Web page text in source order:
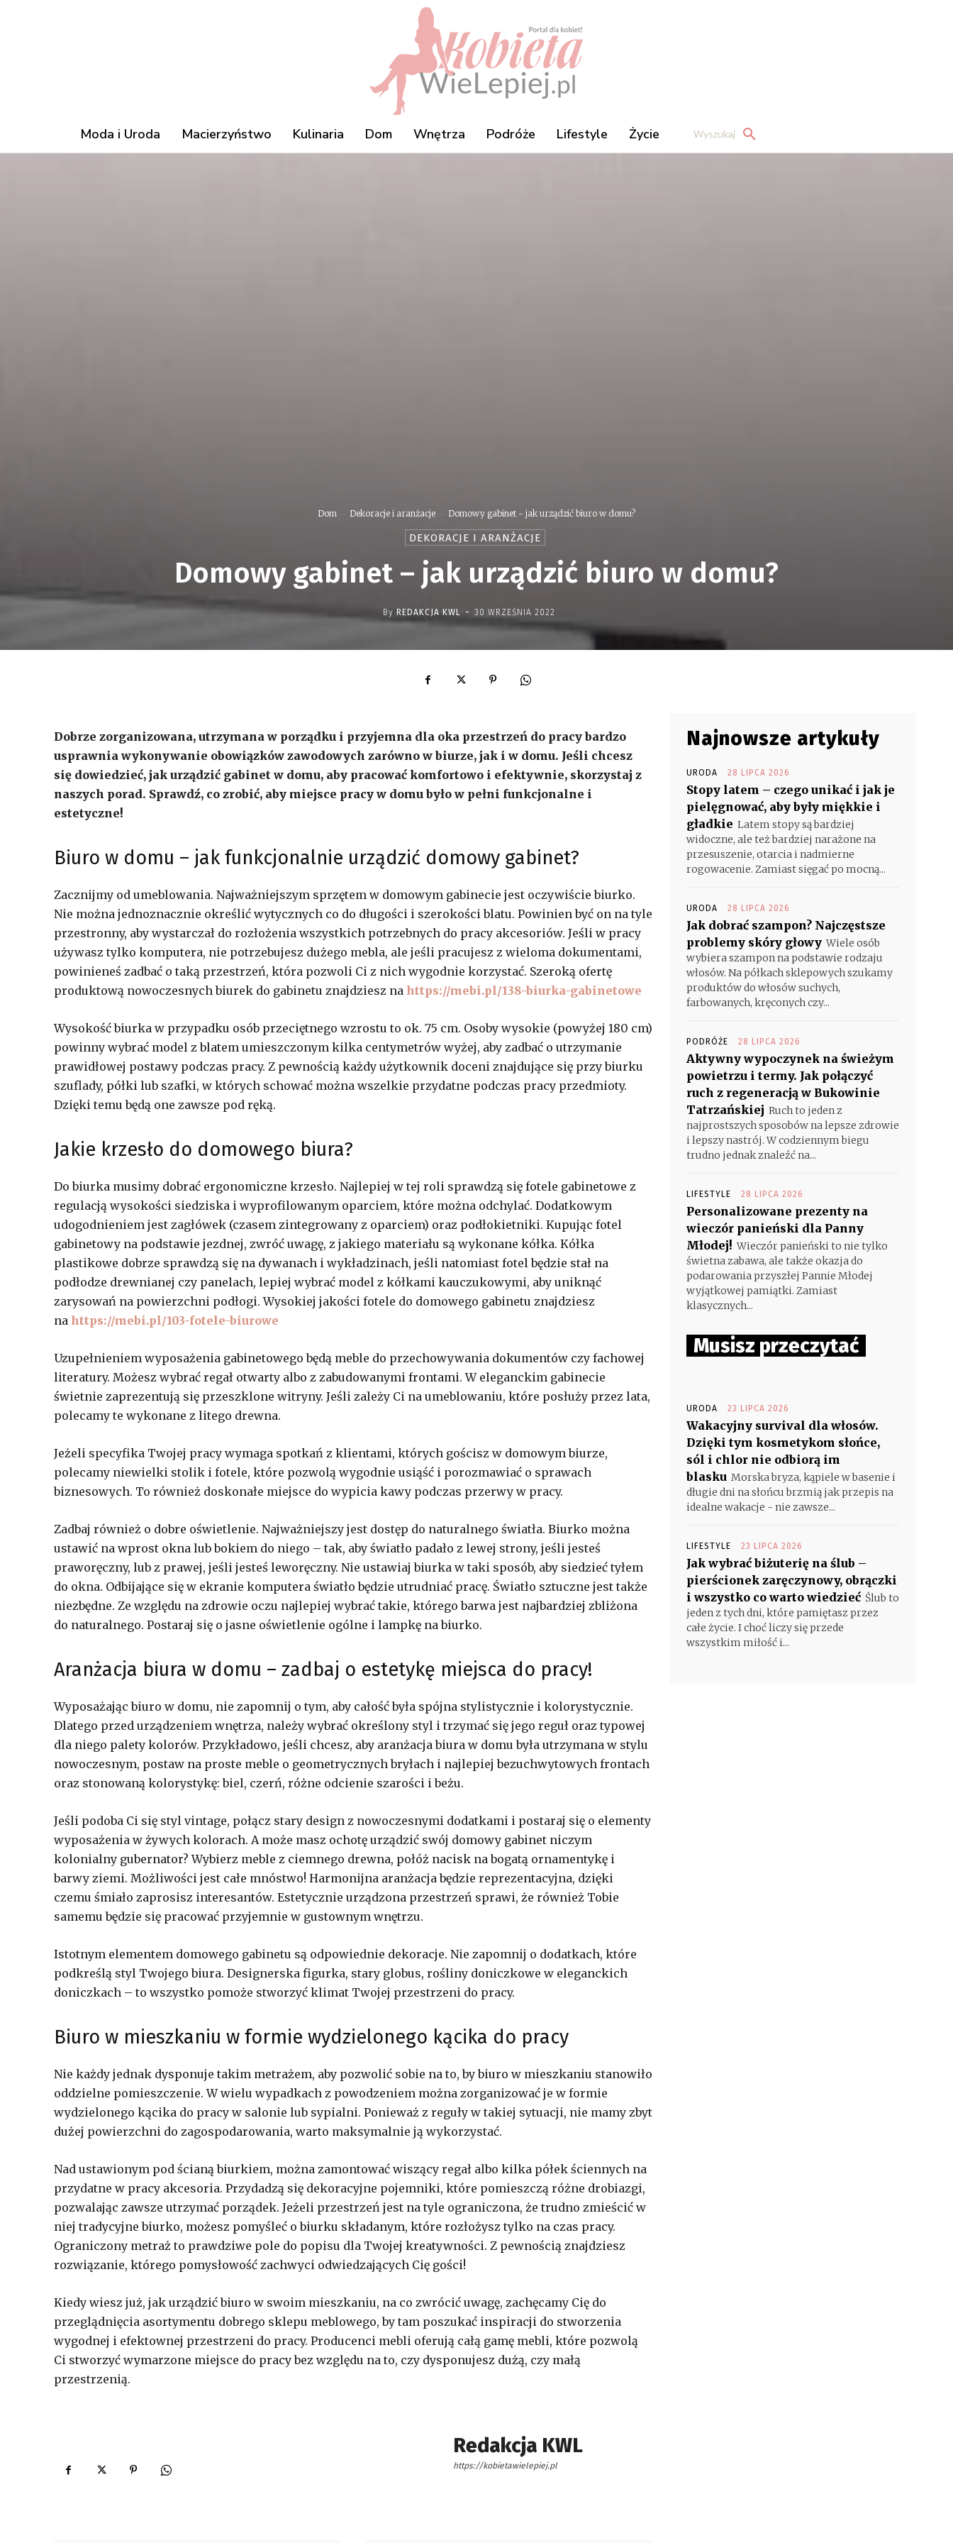
Moda i Uroda Macierzyństwo Kulinaria Dom Wnętrza Podróże Lifestyle Życie Wyszukaj
Dom Dekoracje i aranżacje Domowy gabinet - jak urządzić biuro w domu?
DEKORACJE I ARANŻACJE
Domowy gabinet – jak urządzić biuro w domu?
By REDAKCJA KWL - 30 WRZEŚNIA 2022
Dobrze zorganizowana, utrzymana w porządku i przyjemna dla oka przestrzeń do pracy bardzo
usprawnia wykonywanie obowiązków zawodowych zarówno w biurze, jak i w domu. Jeśli chcesz
się dowiedzieć, jak urządzić gabinet w domu, aby pracować komfortowo i efektywnie, skorzystaj z
naszych porad. Sprawdź, co zrobić, aby miejsce pracy w domu było w pełni funkcjonalne i
estetyczne!
Biuro w domu – jak funkcjonalnie urządzić domowy gabinet?
Zacznijmy od umeblowania. Najważniejszym sprzętem w domowym gabinecie jest oczywiście biurko.
Nie można jednoznacznie określić wytycznych co do długości i szerokości blatu. Powinien być on na tyle
przestronny, aby wystarczał do rozłożenia wszystkich potrzebnych do pracy akcesoriów. Jeśli w pracy
używasz tylko komputera, nie potrzebujesz dużego mebla, ale jeśli pracujesz z wieloma dokumentami,
powinieneś zadbać o taką przestrzeń, która pozwoli Ci z nich wygodnie korzystać. Szeroką ofertę
produktową nowoczesnych biurek do gabinetu znajdziesz na https://mebi.pl/138-biurka-gabinetowe
Wysokość biurka w przypadku osób przeciętnego wzrostu to ok. 75 cm. Osoby wysokie (powyżej 180 cm)
powinny wybrać model z blatem umieszczonym kilka centymetrów wyżej, aby zadbać o utrzymanie
prawidłowej postawy podczas pracy. Z pewnością każdy użytkownik doceni znajdujące się przy biurku
szuflady, półki lub szafki, w których schować można wszelkie przydatne podczas pracy przedmioty.
Dzięki temu będą one zawsze pod ręką.
Jakie krzesło do domowego biura?
Do biurka musimy dobrać ergonomiczne krzesło. Najlepiej w tej roli sprawdzą się fotele gabinetowe z
regulacją wysokości siedziska i wyprofilowanym oparciem, które można odchylać. Dodatkowym
udogodnieniem jest zagłówek (czasem zintegrowany z oparciem) oraz podłokietniki. Kupując fotel
gabinetowy na podstawie jezdnej, zwróć uwagę, z jakiego materiału są wykonane kółka. Kółka
plastikowe dobrze sprawdzą się na dywanach i wykładzinach, jeśli natomiast fotel będzie stał na
podłodze drewnianej czy panelach, lepiej wybrać model z kółkami kauczukowymi, aby uniknąć
zarysowań na powierzchni podłogi. Wysokiej jakości fotele do domowego gabinetu znajdziesz
na https://mebi.pl/103-fotele-biurowe
Uzupełnieniem wyposażenia gabinetowego będą meble do przechowywania dokumentów czy fachowej
literatury. Możesz wybrać regał otwarty albo z zabudowanymi frontami. W eleganckim gabinecie
świetnie zaprezentują się przeszklone witryny. Jeśli zależy Ci na umeblowaniu, które posłuży przez lata,
polecamy te wykonane z litego drewna.
Jeżeli specyfika Twojej pracy wymaga spotkań z klientami, których gościsz w domowym biurze,
polecamy niewielki stolik i fotele, które pozwolą wygodnie usiąść i porozmawiać o sprawach
biznesowych. To również doskonałe miejsce do wypicia kawy podczas przerwy w pracy.
Zadbaj również o dobre oświetlenie. Najważniejszy jest dostęp do naturalnego światła. Biurko można
ustawić na wprost okna lub bokiem do niego – tak, aby światło padało z lewej strony, jeśli jesteś
praworęczny, lub z prawej, jeśli jesteś leworęczny. Nie ustawiaj biurka w taki sposób, aby siedzieć tyłem
do okna. Odbijające się w ekranie komputera światło będzie utrudniać pracę. Światło sztuczne jest także
niezbędne. Ze względu na zdrowie oczu najlepiej wybrać takie, którego barwa jest najbardziej zbliżona
do naturalnego. Postaraj się o jasne oświetlenie ogólne i lampkę na biurko.
Aranżacja biura w domu – zadbaj o estetykę miejsca do pracy!
Wyposażając biuro w domu, nie zapomnij o tym, aby całość była spójna stylistycznie i kolorystycznie.
Dlatego przed urządzeniem wnętrza, należy wybrać określony styl i trzymać się jego reguł oraz typowej
dla niego palety kolorów. Przykładowo, jeśli chcesz, aby aranżacja biura w domu była utrzymana w stylu
nowoczesnym, postaw na proste meble o geometrycznych bryłach i najlepiej bezuchwytowych frontach
oraz stonowaną kolorystykę: biel, czerń, różne odcienie szarości i beżu.
Jeśli podoba Ci się styl vintage, połącz stary design z nowoczesnymi dodatkami i postaraj się o elementy
wyposażenia w żywych kolorach. A może masz ochotę urządzić swój domowy gabinet niczym
kolonialny gubernator? Wybierz meble z ciemnego drewna, połóż nacisk na bogatą ornamentykę i
barwy ziemi. Możliwości jest całe mnóstwo! Harmonijna aranżacja będzie reprezentacyjna, dzięki
czemu śmiało zaprosisz interesantów. Estetycznie urządzona przestrzeń sprawi, że również Tobie
samemu będzie się pracować przyjemnie w gustownym wnętrzu.
Istotnym elementem domowego gabinetu są odpowiednie dekoracje. Nie zapomnij o dodatkach, które
podkreślą styl Twojego biura. Designerska figurka, stary globus, rośliny doniczkowe w eleganckich
doniczkach – to wszystko pomoże stworzyć klimat Twojej przestrzeni do pracy.
Biuro w mieszkaniu w formie wydzielonego kącika do pracy
Nie każdy jednak dysponuje takim metrażem, aby pozwolić sobie na to, by biuro w mieszkaniu stanowiło
oddzielne pomieszczenie. W wielu wypadkach z powodzeniem można zorganizować je w formie
wydzielonego kącika do pracy w salonie lub sypialni. Ponieważ z reguły w takiej sytuacji, nie mamy zbyt
dużej powierzchni do zagospodarowania, warto maksymalnie ją wykorzystać.
Nad ustawionym pod ścianą biurkiem, można zamontować wiszący regał albo kilka półek ściennych na
przydatne w pracy akcesoria. Przydadzą się dekoracyjne pojemniki, które pomieszczą różne drobiazgi,
pozwalając zawsze utrzymać porządek. Jeżeli przestrzeń jest na tyle ograniczona, że trudno zmieścić w
niej tradycyjne biurko, możesz pomyśleć o biurku składanym, które rozłożysz tylko na czas pracy.
Ograniczony metraż to prawdziwe pole do popisu dla Twojej kreatywności. Z pewnością znajdziesz
rozwiązanie, którego pomysłowość zachwyci odwiedzających Cię gości!
Kiedy wiesz już, jak urządzić biuro w swoim mieszkaniu, na co zwrócić uwagę, zachęcamy Cię do
przeglądnięcia asortymentu dobrego sklepu meblowego, by tam poszukać inspiracji do stworzenia
wygodnej i efektownej przestrzeni do pracy. Producenci mebli oferują całą gamę mebli, które pozwolą
Ci stworzyć wymarzone miejsce do pracy bez względu na to, czy dysponujesz dużą, czy małą
przestrzenią.
Redakcja KWL
https://kobietawielepiej.pl
Najnowsze artykuły
URODA 28 LIPCA 2026
Stopy latem – czego unikać i jak je
pielęgnować, aby były miękkie i
gładkie Latem stopy są bardziej
widoczne, ale też bardziej narażone na
przesuszenie, otarcia i nadmierne
rogowacenie. Zamiast sięgać po mocną...
URODA 28 LIPCA 2026
Jak dobrać szampon? Najczęstsze
problemy skóry głowy Wiele osób
wybiera szampon na podstawie rodzaju
włosów. Na półkach sklepowych szukamy
produktów do włosów suchych,
farbowanych, kręconych czy...
PODRÓŻE 28 LIPCA 2026
Aktywny wypoczynek na świeżym
powietrzu i termy. Jak połączyć
ruch z regeneracją w Bukowinie
Tatrzańskiej Ruch to jeden z
najprostszych sposobów na lepsze zdrowie
i lepszy nastrój. W codziennym biegu
trudno jednak znaleźć na...
LIFESTYLE 28 LIPCA 2026
Personalizowane prezenty na
wieczór panieński dla Panny
Młodej! Wieczór panieński to nie tylko
świetna zabawa, ale także okazja do
podarowania przyszłej Pannie Młodej
wyjątkowej pamiątki. Zamiast
klasycznych...
Musisz przeczytać
URODA 23 LIPCA 2026
Wakacyjny survival dla włosów.
Dzięki tym kosmetykom słońce,
sól i chlor nie odbiorą im
blasku Morska bryza, kąpiele w basenie i
długie dni na słońcu brzmią jak przepis na
idealne wakacje - nie zawsze...
LIFESTYLE 23 LIPCA 2026
Jak wybrać biżuterię na ślub –
pierścionek zaręczynowy, obrączki
i wszystko co warto wiedzieć Ślub to
jeden z tych dni, które pamiętasz przez
całe życie. I choć liczy się przede
wszystkim miłość i...